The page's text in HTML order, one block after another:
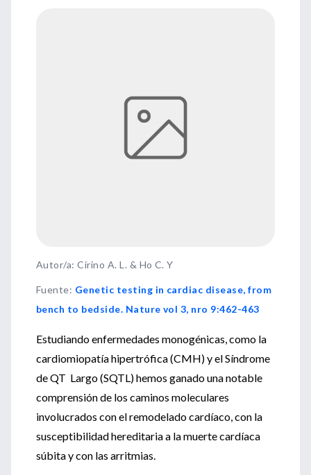
Autor/a: Cirino A. L. & Ho C. Y
Fuente: Genetic testing in cardiac disease, from
bench to bedside. Nature vol 3, nro 9:462-463
Estudiando enfermedades monogénicas, como la
cardiomiopatía hipertrófica (CMH) y el Síndrome
de QT Largo (SQTL) hemos ganado una notable
comprensión de los caminos moleculares
involucrados con el remodelado cardíaco, con la
susceptibilidad hereditaria a la muerte cardíaca
súbita y con las arritmias.